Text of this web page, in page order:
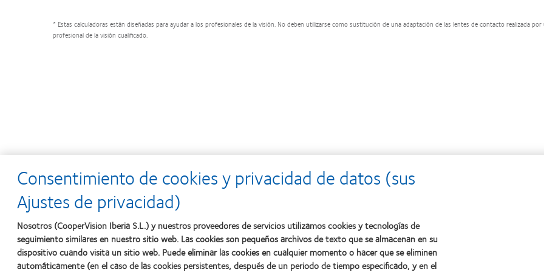
* Estas calculadoras están diseñadas para ayudar a los profesionales de la visión. No deben utilizarse como sustitución de una adaptación de las lentes de contacto realizada por
profesional de la visión cualificado.
Consentimiento de cookies y privacidad de datos (sus
Ajustes de privacidad)
Nosotros (CooperVision Iberia S.L.) y nuestros proveedores de servicios utilizamos cookies y tecnologías de
seguimiento similares en nuestro sitio web. Las cookies son pequeños archivos de texto que se almacenan en su
dispositivo cuando visita un sitio web. Puede eliminar las cookies en cualquier momento o hacer que se eliminen
automáticamente (en el caso de las cookies persistentes, después de un periodo de tiempo especificado, y en el